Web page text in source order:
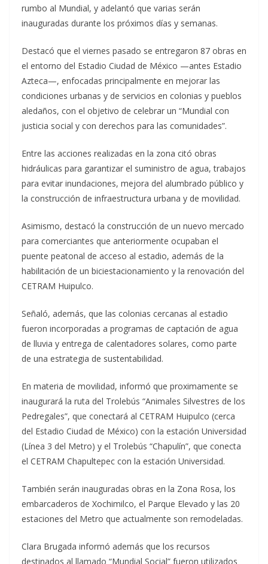
rumbo al Mundial, y adelantó que varias serán
inauguradas durante los próximos días y semanas.
Destacó que el viernes pasado se entregaron 87 obras en
el entorno del Estadio Ciudad de México —antes Estadio
Azteca—, enfocadas principalmente en mejorar las
condiciones urbanas y de servicios en colonias y pueblos
aledaños, con el objetivo de celebrar un “Mundial con
justicia social y con derechos para las comunidades”.
Entre las acciones realizadas en la zona citó obras
hidráulicas para garantizar el suministro de agua, trabajos
para evitar inundaciones, mejora del alumbrado público y
la construcción de infraestructura urbana y de movilidad.
Asimismo, destacó la construcción de un nuevo mercado
para comerciantes que anteriormente ocupaban el
puente peatonal de acceso al estadio, además de la
habilitación de un biciestacionamiento y la renovación del
CETRAM Huipulco.
Señaló, además, que las colonias cercanas al estadio
fueron incorporadas a programas de captación de agua
de lluvia y entrega de calentadores solares, como parte
de una estrategia de sustentabilidad.
En materia de movilidad, informó que proximamente se
inaugurará la ruta del Trolebús “Animales Silvestres de los
Pedregales”, que conectará al CETRAM Huipulco (cerca
del Estadio Ciudad de México) con la estación Universidad
(Línea 3 del Metro) y el Trolebús “Chapulín”, que conecta
el CETRAM Chapultepec con la estación Universidad.
También serán inauguradas obras en la Zona Rosa, los
embarcaderos de Xochimilco, el Parque Elevado y las 20
estaciones del Metro que actualmente son remodeladas.
Clara Brugada informó además que los recursos
destinados al llamado “Mundial Social” fueron utilizados